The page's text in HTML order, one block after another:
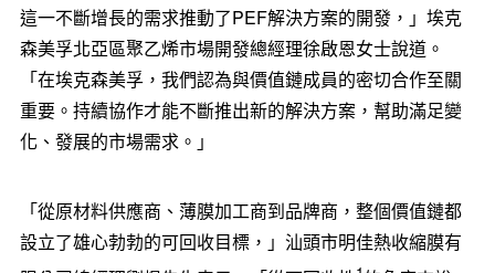
這一不斷增長的需求推動了PEF解決方案的開發，」埃克
森美孚北亞區聚乙烯市場開發總經理徐啟恩女士說道。
「在埃克森美孚，我們認為與價值鏈成員的密切合作至關
重要。持續協作才能不斷推出新的解決方案，幫助滿足變
化、發展的市場需求。」
「從原材料供應商、薄膜加工商到品牌商，整個價值鏈都
設立了雄心勃勃的可回收目標，」汕頭市明佳熱收縮膜有